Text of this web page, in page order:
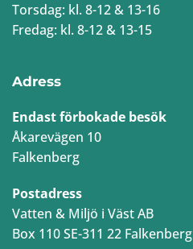
Torsdag: kl. 8-12 & 13-16
Fredag: kl. 8-12 & 13-15
Adress
Endast förbokade besök
Åkarevägen 10
Falkenberg
Postadress
Vatten & Miljö i Väst AB
Box 110 SE-311 22 Falkenberg